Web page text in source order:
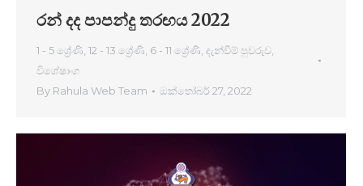
රන් දද පාපන්දු තරඟය 2022
1 - 5 ශ්‍රේණි 12 - 13 ශ්‍රේණි 6 - 11 ශ්‍රේණි දැන්වීම් පුවරුව
විශේෂාංග
By Rahula Web Team ඔක්තෝබර් 27, 2022